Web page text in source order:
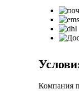
Компания